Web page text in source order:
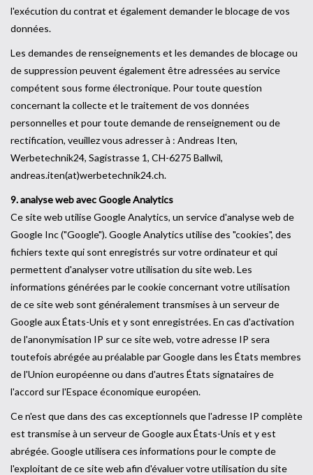
l'exécution du contrat et également demander le blocage de vos
données.
Les demandes de renseignements et les demandes de blocage ou
de suppression peuvent également être adressées au service
compétent sous forme électronique. Pour toute question
concernant la collecte et le traitement de vos données
personnelles et pour toute demande de renseignement ou de
rectification, veuillez vous adresser à : Andreas Iten,
Werbetechnik24, Sagistrasse 1, CH-6275 Ballwil,
andreas.iten(at)werbetechnik24.ch.
9. analyse web avec Google Analytics
Ce site web utilise Google Analytics, un service d'analyse web de
Google Inc ("Google"). Google Analytics utilise des "cookies", des
fichiers texte qui sont enregistrés sur votre ordinateur et qui
permettent d'analyser votre utilisation du site web. Les
informations générées par le cookie concernant votre utilisation
de ce site web sont généralement transmises à un serveur de
Google aux États-Unis et y sont enregistrées. En cas d'activation
de l'anonymisation IP sur ce site web, votre adresse IP sera
toutefois abrégée au préalable par Google dans les États membres
de l'Union européenne ou dans d'autres États signataires de
l'accord sur l'Espace économique européen.
Ce n'est que dans des cas exceptionnels que l'adresse IP complète
est transmise à un serveur de Google aux États-Unis et y est
abrégée. Google utilisera ces informations pour le compte de
l'exploitant de ce site web afin d'évaluer votre utilisation du site